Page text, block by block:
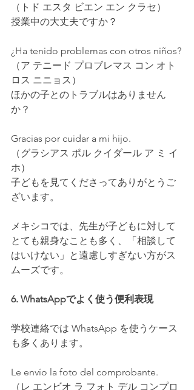
（トド エスタ ビエン エン クラセ）
授業中の大丈夫ですか？
¿Ha tenido problemas con otros niños?
（ア テニード プロブレマス コン オト
ロス ニニョス）
ほかの子とのトラブルはありません
か？
Gracias por cuidar a mi hijo.
（グラシアス ポル クイダール ア ミ イ
ホ）
子どもを見てくださってありがとうご
ざいます。
メキシコでは、先生が子どもに対して
とても親身なことも多く、「相談して
はいけない」と遠慮しすぎない方がス
ムーズです。
6. WhatsAppでよく使う便利表現
学校連絡では WhatsApp を使うケース
も多くあります。
Le envío la foto del comprobante.
（レ エンビオ ラ フォト デル コンプロ